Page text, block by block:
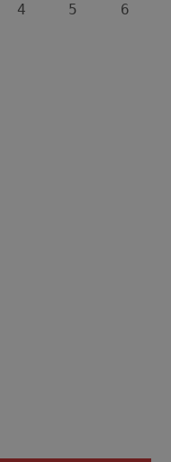
4 5 6